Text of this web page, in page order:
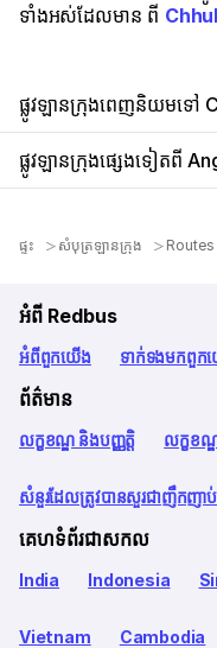
ទាំងអស់ដែលមាន ពី
ផ្លូវឡានក្រុងពេញនិយមទៅ
ផ្លូវឡានក្រុងផ្សេងទៀតពី
ផ្ទះ សំបុត្រឡានក្រុង Routes
អំពី Redbus
អំពី​ពួក​យើង ទាក់ទង​មក​ពួក​
ព័ត៌មាន
លក្ខខណ្ឌ និងបញ្ញត្តិ លក្ខខ
សំនួរដែលត្រូវបានសួរជាញឹកញាប់
គេហទំព័រជាសកល
India Indonesia
Vietnam Cambodia